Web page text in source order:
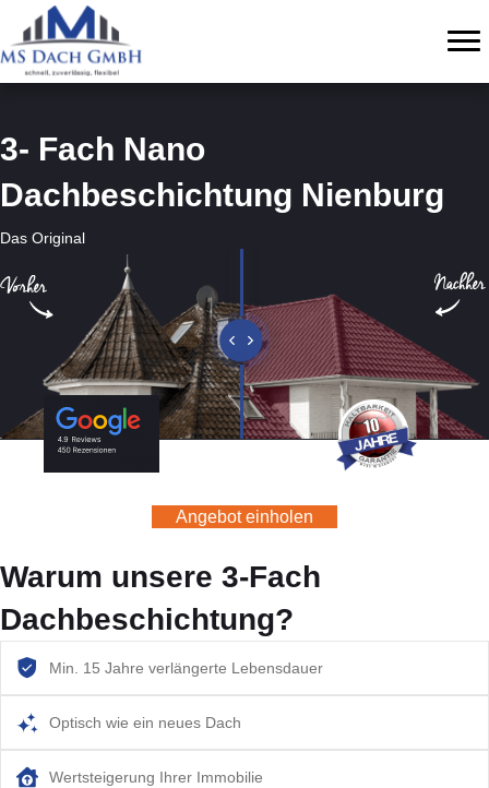
3- Fach Nano
Dachbeschichtung Nienburg
Das Original
Angebot einholen
Warum unsere 3-Fach
Dachbeschichtung?
Min. 15 Jahre verlängerte Lebensdauer
Optisch wie ein neues Dach
Wertsteigerung Ihrer Immobilie